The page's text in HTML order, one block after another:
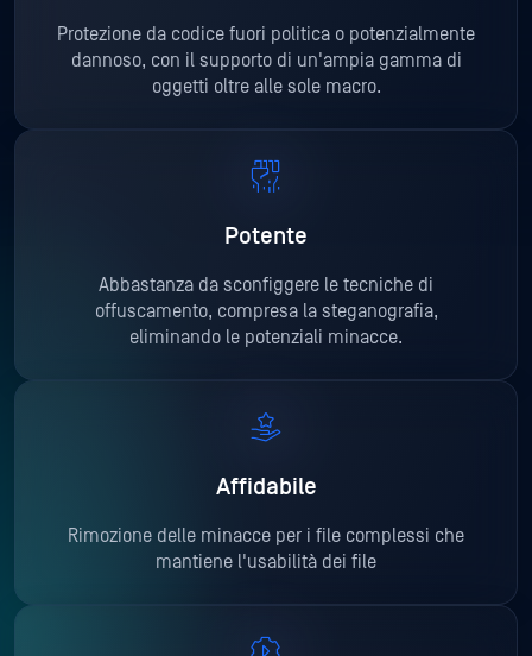
Protezione da codice fuori politica o potenzialmente
dannoso, con il supporto di un'ampia gamma di
oggetti oltre alle sole macro.
Potente
Abbastanza da sconfiggere le tecniche di
offuscamento, compresa la steganografia,
eliminando le potenziali minacce.
Affidabile
Rimozione delle minacce per i file complessi che
mantiene l'usabilità dei file